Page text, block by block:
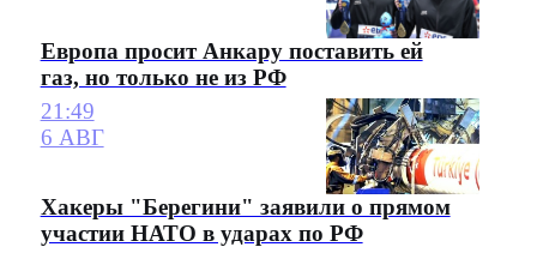
Европа просит Анкару поставить ей
газ, но только не из РФ
21:49
6 АВГ
Хакеры "Берегини" заявили о прямом
участии НАТО в ударах по РФ